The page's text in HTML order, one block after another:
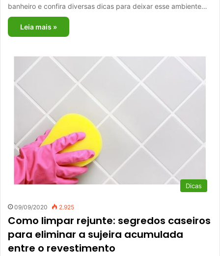
banheiro e confira diversas dicas para deixar esse ambiente…
Leia mais »
Dicas
09/09/2020 2.925
Como limpar rejunte: segredos caseiros
para eliminar a sujeira acumulada
entre o revestimento